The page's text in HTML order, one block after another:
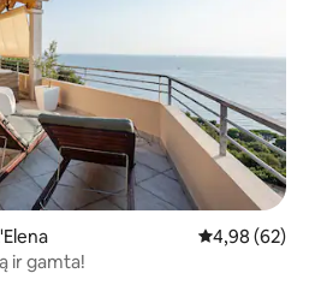
Vidutinis
4,98 (62)
ir gamta!